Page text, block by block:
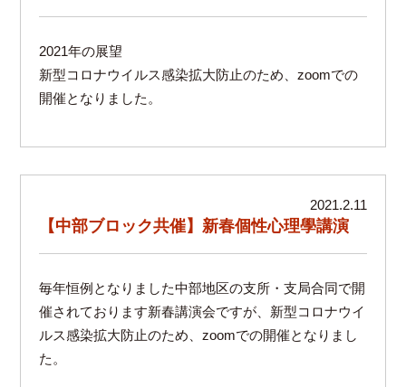
2021年の展望
新型コロナウイルス感染拡大防止のため、zoomでの
開催となりました。
2021.2.11
【中部ブロック共催】新春個性心理學講演
毎年恒例となりました中部地区の支所・支局合同で開
催されております新春講演会ですが、新型コロナウイ
ルス感染拡大防止のため、zoomでの開催となりまし
た。